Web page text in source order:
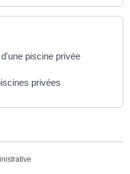
piscine privée
privées